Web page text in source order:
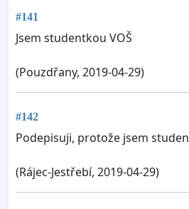
#141
Jsem studentkou VOŠ
(Pouzdřany, 2019-04-29)
#142
Podepisuji, protože jsem
(Rájec-Jestřebí, 2019-04-29)